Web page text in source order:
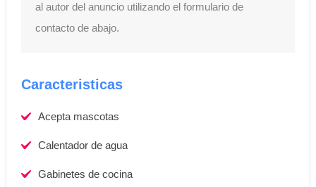
al autor del anuncio utilizando el formulario de
contacto de abajo.
Caracteristicas
Acepta mascotas
Calentador de agua
Gabinetes de cocina